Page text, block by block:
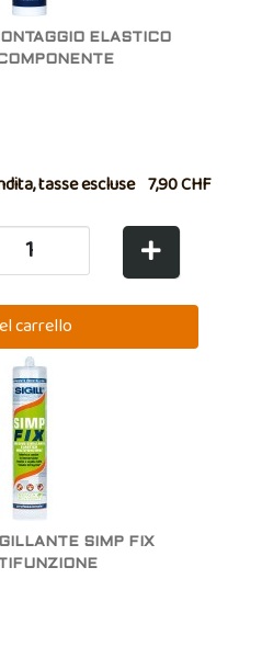
ELASTICO
tasse escluse 7,90 CHF
SIMP FIX